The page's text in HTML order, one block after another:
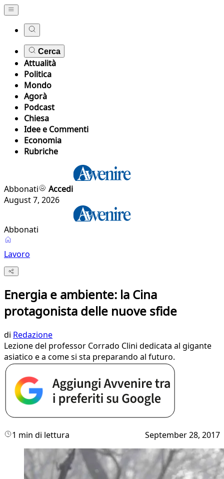
Cerca
Attualità
Politica
Mondo
Agorà
Podcast
Chiesa
Idee e Commenti
Economia
Rubriche
Abbonati
Accedi
August 7, 2026
Abbonati
Lavoro
Energia e ambiente: la Cina
protagonista delle nuove sfide
di Redazione
Lezione del professor Corrado Clini dedicata al gigante
asiatico e a come si sta preparando al futuro.
1 min di lettura September 28, 2017